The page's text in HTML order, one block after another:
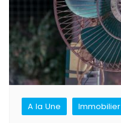
A la Une Immobilier